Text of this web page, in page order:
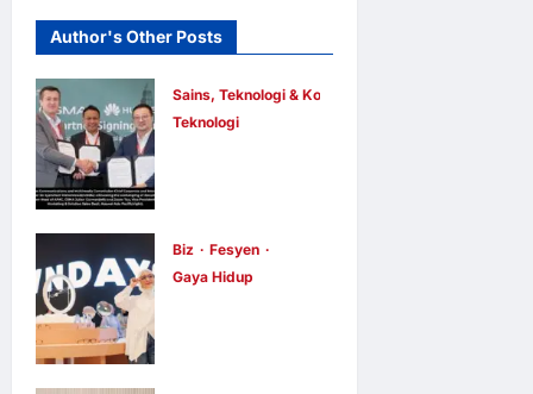
Author's Other Posts
Sains, Teknologi & Komunikasi
Teknologi
Rakan Acara
GSMA M360
Biz
Fesyen
Gaya Hidup